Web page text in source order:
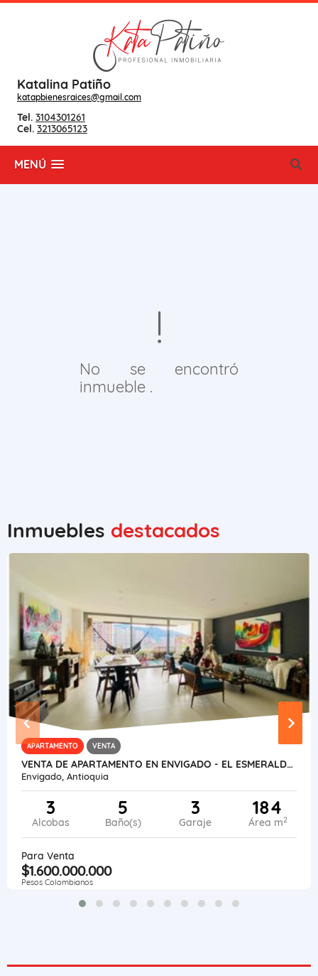
Katalina Patiño
katapbienesraices@gmail.com
Tel. 3104301261
Cel. 3213065123
MENÚ
No se encontró
inmueble .
Inmuebles destacados
APARTAMENTO VENTA
VENTA DE APARTAMENTO EN ENVIGADO - EL ESMERALDAL
Envigado, Antioquia
3
Alcobas
5
Baño(s)
3
Garaje
184
Área m2
Para Venta
$1.600.000.000
Pesos Colombianos